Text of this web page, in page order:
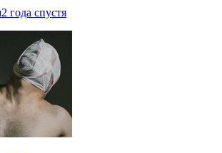
2 года спустя